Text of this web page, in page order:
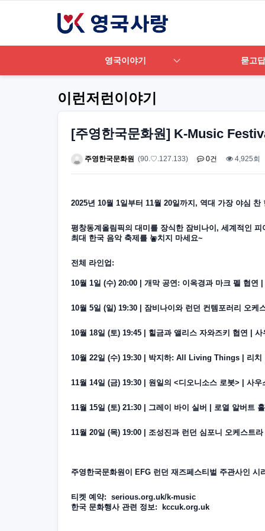
영국이야기 묻고
이런저런이야기
[주영한국문화원] K-Music
주영한국문화원 (90.♡.127.133) 0건 4,925회
2025년 10월 1일부터 11월 20일까지 , 역대 가장 야심 찬
평창동계올림픽의 대미를 장식한 잠비나이 , 세계적인 피
최대 한국 음악 축제를 놓치지 마세요~
전체 라인업 :
10월 1일 (수) 20:00 개막 공연: 이옥경과 마크 펠 협연
10월 5일 (일) 19:30 | 잠비나이와 런던 컨템포러리 오케
10월 18일 (토) 19:45 힐금과 앨리스 자와즈키 협연 사
10월 22일 (수) 19:30 박지하: All Living Things | 리치
11월 14일 (금) 19:30 원일의 <디오니소스 로봇> | 사우
11월 15일 (토) 21:30 그레이 바이 실버 로열 알버트 홀
11월 20일 (목) 19:00 조성진과 런던 심포니 오케스트라
주영한국문화원이 EFG 런던 재즈페스티벌 주관사인 시
티켓 예약: serious.org.uk/k-music
한국 문화행사 관련 정보: kccuk.org.uk